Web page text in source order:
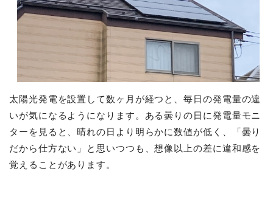
太陽光発電を設置して数ヶ月が経つと、毎日の発電量の違
いが気になるようになります。ある曇りの日に発電量モニ
ターを見ると、晴れの日より明らかに数値が低く、「曇り
だから仕方ない」と思いつつも、想像以上の差に違和感を
覚えることがあります。